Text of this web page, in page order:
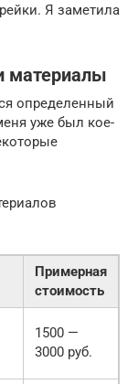
Я заметила
материалы
определенный
уже был кое-
Примерная
стоимость
1500 —
3000 руб.